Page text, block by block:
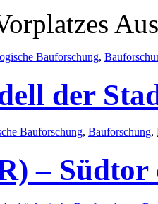
Bauforschung,
der
Bauforschung, Bauforschung,
–